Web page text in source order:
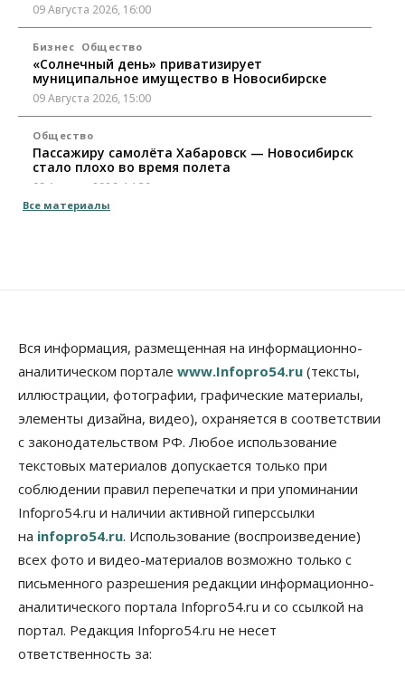
09 Августа 2026, 16:00
Бизнес Общество
«Солнечный день» приватизирует
муниципальное имущество в Новосибирске
09 Августа 2026, 15:00
Общество
Пассажиру самолёта Хабаровск — Новосибирск
стало плохо во время полета
09 Августа 2026, 14:30
Новосибирске распространили спасатели
Власть Город Общество
Еще одна остановка «городской электрички»
09 Августа 2026, 12:00
Общество
Места в колледжах Новосибирска будут
«бронировать» со школы
09 Августа 2026, 11:00
Авто Общество
Не катастрофа, а стресс-тест: эксперт
новосибирской сети СТО пояснил кому можно
заливать бензин Евро‑2
Все материалы
Вся информация, размещенная на информационно-
аналитическом портале www.Infopro54.ru (тексты,
иллюстрации, фотографии, графические материалы,
элементы дизайна, видео), охраняется в соответствии
с законодательством РФ. Любое использование
текстовых материалов допускается только при
соблюдении правил перепечатки и при упоминании
Infopro54.ru и наличии активной гиперссылки
на infopro54.ru. Использование (воспроизведение)
всех фото и видео-материалов возможно только с
письменного разрешения редакции информационно-
аналитического портала Infopro54.ru и со ссылкой на
портал. Редакция Infopro54.ru не несет
ответственность за: